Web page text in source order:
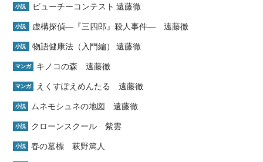
小説 ビューチーコンテスト 遠藤徹
小説 虚構探偵―『三四郎』殺人事件― 遠藤徹
小説 物語健康法（入門編） 遠藤徹
マンガ キノコの森 遠藤徹
マンガ えくすぽえめんたる 遠藤徹
小説 ムネモシュネの地図 遠藤徹
小説 クローンスクール 紫雲
小説 春の墓標 萩野篤人